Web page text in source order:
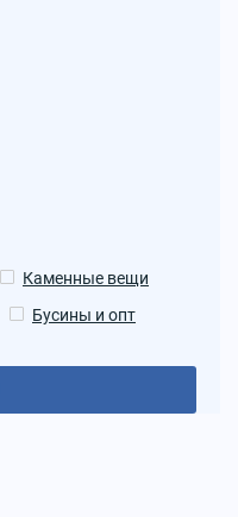
Каменные вещи
Бусины и опт